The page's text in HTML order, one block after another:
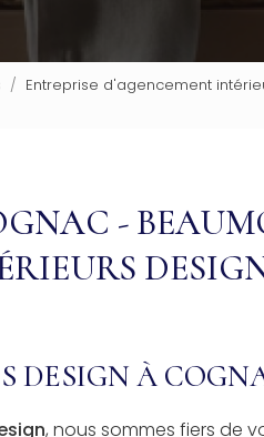
Entreprise d'agencement
-
DESIGN À
, nous sommes fiers de